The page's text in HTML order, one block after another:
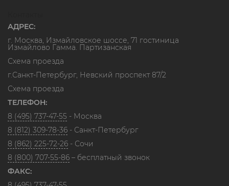
АДРЕС:
г. Москва, Измайловское шоссе, 71 гостиница
Измайлово Гамма. Партизанская
Схема проезда
г.Санкт-Петербург, Невский проспект 87/2
Схема проезда
ТЕЛЕФОН:
8 (495) 737-47-55 - Москва
8 (812) 309-78-36 - Санкт-Петербург
8 (862) 225-72-26 - Сочи
8 (800) 707-55-86 – бесплатный звонок
ФАКС: